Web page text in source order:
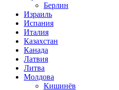
Берлин
Израиль
Испания
Италия
Казахстан
Канада
Латвия
Литва
Молдова
Кишинёв